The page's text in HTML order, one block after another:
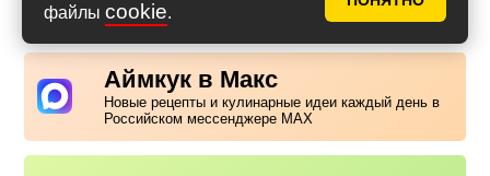
файлы cookie.
Аймкук в Макс
Новые рецепты и кулинарные идеи каждый день в
Российском мессенджере MAX